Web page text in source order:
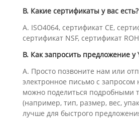
В. Какие сертификаты у вас есть?
А. ISO4064, сертификат CE,
сертификат NSF, сертификат
В. Как запросить предложение у
А. Просто позвоните нам или
электронное письмо с запросом
можно поделиться подробными
(например, тип, размер, вес,
лучше для быстрого